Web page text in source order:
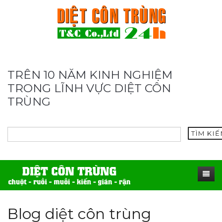
TRÊN 10 NĂM KINH NGHIỆM
TRONG LĨNH VỰC DIỆT CÔN
TRÙNG
TÌM
SẢN PHẨM
Blog diệt côn trùng